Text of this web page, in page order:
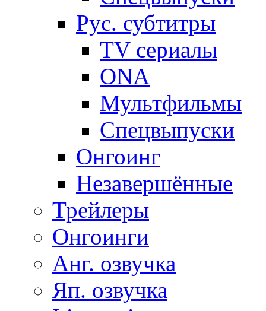
Рус. субтитры
TV сериалы
ONA
Мультфильмы
Спецвыпуски
Онгоинг
Незавершённые
Трейлеры
Онгоинги
Анг. озвучка
Яп. озвучка